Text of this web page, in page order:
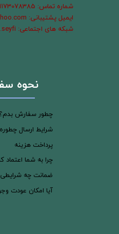
شماره تماس: 09173078385 سیفی
ایمیل پشتیبانی: radicalsystem@yahoo.com
شبکه های اجتماعی: radicalsystem.seyfi
نحوه
چطور سفارش بدم؟
شرایط ارسال
پرداخت هزینه
چرا به شما اعتماد
ضمانت چه شرایطی
آیا امکان عودت